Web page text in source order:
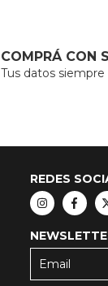
COMPRÁ CON
Tus datos
REDES